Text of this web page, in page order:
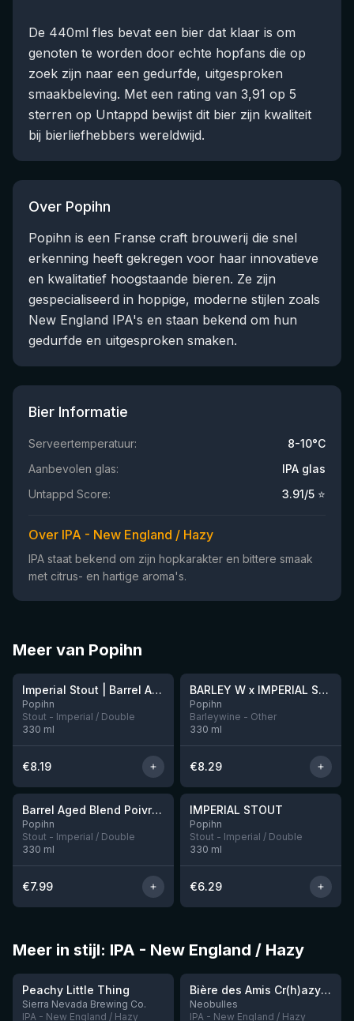
De 440ml fles bevat een bier dat klaar is om
genoten te worden door echte hopfans die op
zoek zijn naar een gedurfde, uitgesproken
smaakbeleving. Met een rating van 3,91 op 5
sterren op Untappd bewijst dit bier zijn kwaliteit
bij bierliefhebbers wereldwijd.
Over Popihn
Popihn is een Franse craft brouwerij die snel
erkenning heeft gekregen voor haar innovatieve
en kwalitatief hoogstaande bieren. Ze zijn
gespecialiseerd in hoppige, moderne stijlen zoals
New England IPA's en staan bekend om hun
gedurfde en uitgesproken smaken.
Bier Informatie
Serveertemperatuur:
8-10°C
Aanbevolen glas:
IPA glas
Untappd Score:
3.91/5 ⭐
Over IPA - New England / Hazy
IPA staat bekend om zijn hopkarakter en bittere smaak
met citrus- en hartige aroma's.
Meer van Popihn
★3.95
Imperial Stout | Barrel Aged Bourbon 24 mois Tonka / Vanilla beans
Popihn
Stout - Imperial / Double
330 ml
€8.19
Nog 12BARLEY W x IMPERIAL STOUT / BARREL AGED BLEND BOURBON 24 MOIS
Popihn
Barleywine - Other
330 ml
€8.29
Nog 3
★ 3.93
Barrel Aged Blend Poivre De Kampot
Popihn
Stout - Imperial / Double
330 ml
€7.99
★ 3.68
IMPERIAL STOUT
Popihn
Stout - Imperial / Double
330 ml
€6.29
Meer in stijl: IPA - New England / Hazy
★3.63
Peachy Little Thing
Sierra Nevada Brewing Co.
IPA - New England / Hazy
★3.54
Bière des Amis Cr(h)azy IPA
Neobulles
IPA - New England / Hazy